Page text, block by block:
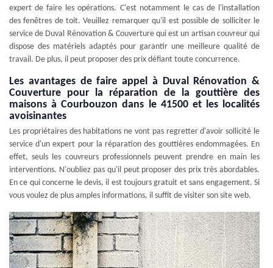
expert de faire les opérations. C'est notamment le cas de l'installation
des fenêtres de toit. Veuillez remarquer qu'il est possible de solliciter le
service de Duval Rénovation & Couverture qui est un artisan couvreur qui
dispose des matériels adaptés pour garantir une meilleure qualité de
travail. De plus, il peut proposer des prix défiant toute concurrence.
Les avantages de faire appel à Duval Rénovation &
Couverture pour la réparation de la gouttière des
maisons à Courbouzon dans le 41500 et les localités
avoisinantes
Les propriétaires des habitations ne vont pas regretter d'avoir sollicité le
service d'un expert pour la réparation des gouttières endommagées. En
effet, seuls les couvreurs professionnels peuvent prendre en main les
interventions. N'oubliez pas qu'il peut proposer des prix très abordables.
En ce qui concerne le devis, il est toujours gratuit et sans engagement. Si
vous voulez de plus amples informations, il suffit de visiter son site web.